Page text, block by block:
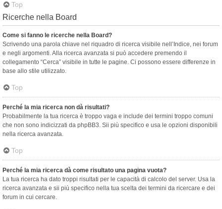
Top
Ricerche nella Board
Come si fanno le ricerche nella Board?
Scrivendo una parola chiave nel riquadro di ricerca visibile nell’Indice, nei forum
e negli argomenti. Alla ricerca avanzata si può accedere premendo il
collegamento “Cerca” visibile in tutte le pagine. Ci possono essere differenze in
base allo stile utilizzato.
Top
Perché la mia ricerca non dà risultati?
Probabilmente la tua ricerca è troppo vaga e include dei termini troppo comuni
che non sono indicizzati da phpBB3. Sii più specifico e usa le opzioni disponibili
nella ricerca avanzata.
Top
Perché la mia ricerca dà come risultato una pagina vuota?
La tua ricerca ha dato troppi risultati per le capacità di calcolo del server. Usa la
ricerca avanzata e sii più specifico nella tua scelta dei termini da ricercare e dei
forum in cui cercare.